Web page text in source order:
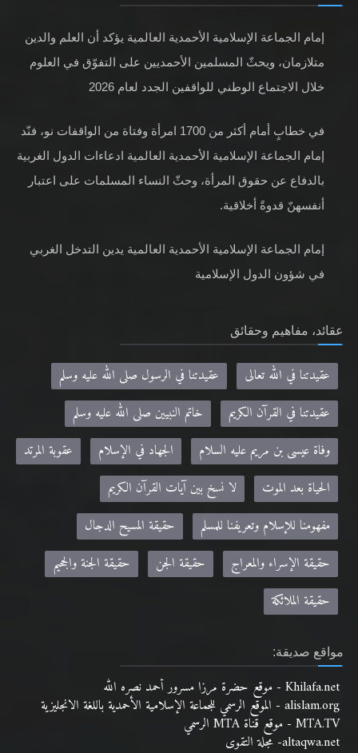
إمام الجماعة الإسلامية الأحمدية العالمية يؤكد أن العلم والدين
متلازمان، ويحثّ المسلمين الأحمديين على التفوّق في العلوم
خلال الاجتماع الوطني للواقفين الجدد لعام 2026
في خطابٍ أمام أكثر من 1700 امرأة وفتاة من الواقفات نو، فنّد
إمام الجماعة الإسلامية الأحمدية العالمية ادعاءات الدول الغربية
بالدفاع عن حقوق المرأة، وحثّ النساء المسلمات على اعتبار
أنفسهنّ قدوةً أخلاقية.
إمام الجماعة الإسلامية الأحمدية العالمية يدين التدخل الغربي
في شؤون الدول الإسلامية
عقائد، مفاهيم وحقائق
عقيدتنا في الله تعالى
عقيدتنا في الرسول صلى الله عليه وسلم
عقيدتنا في القرآن الكريم
خاتم النبيين صلى الله عليه وسلم
وفاة عيسى بن مريم عليه السلام
الجهاد في الإسلام
عقوبة المرتد
الحياة بعد الموت
لا نسخ بين آيات القرآن الكريم
مفهومنا للإسلام وتعريفنا للمسلم
حقيقة المسيح الدجال
حقيقة الإسراء والمعراج
حقيقة الجن
حقيقة الجنة والجحيم
حقيقة الملائكة
مواقع صديقة:
Khilafa.net - موقع حضرة مرزا مسرور أحمد نصره الله
alislam.org - الموقع الرسمي للجماعة الإسلامية الأحمدية باللغة الانجليزية
MTA.TV - موقع قناة MTA الرسمي
altaqwa.net- مجلة التقوى